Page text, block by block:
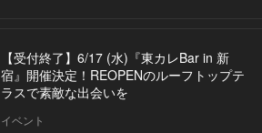
【受付終了】6/17 (水)『東カレBar in 新
宿』開催決定！REOPENのルーフトップテ
ラスで素敵な出会いを
イベント